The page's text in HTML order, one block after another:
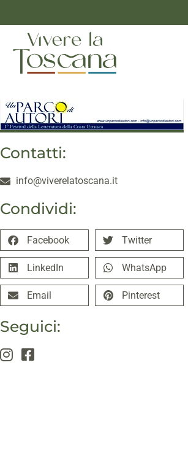
Contatti:
info@viverelatoscana.it
Condividi:
Facebook Twitter
LinkedIn WhatsApp
Email Pinterest
Seguici: